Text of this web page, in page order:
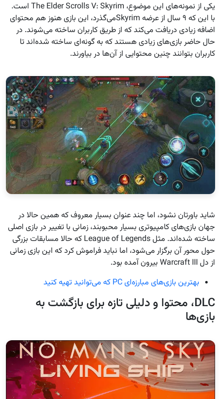
یکی از نمونه‌های این موضوع، The Elder Scrolls V: Skyrim است.
با این که ۹ سال از عرضه Skyrim‌می‌گذرد، این بازی هنوز هم محتوای
اضافه زیادی دریافت می‌کند که از طریق کاربران ساخته می‌شوند. در
حال حاضر بازی‌های زیادی هستند که به گونه‌ای ساخته شده‌اند تا
کاربران بتوانند چنین محتوایی از آن‌ها در بیاورند.
شاید باورتان نشود، اما چند عنوان بسیار معروف که همین حالا در
جهان بازی‌های کامپیوتری بسیار محبوبند، زمانی با تغییر در بازی اصلی
ساخته شده‌اند. مثل League of Legends‌ که حالا مسابقات بزرگی
حول محور آن برگزار می‌شود، اما نباید فراموش کرد که این بازی زمانی
از دل Warcraft III بیرون آمده بود.
بهترین بازی‌های مبارزه‌ای PC که می‌توانید تهیه کنید
DLC، محتوا و دلیلی تازه برای بازگشت به
بازی‌ها